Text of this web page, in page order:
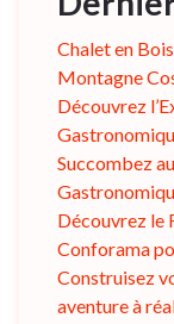
Chalet en
Montagne
Découvrez
Succombez
Découvrez le
Conforama
Construisez
aventure à